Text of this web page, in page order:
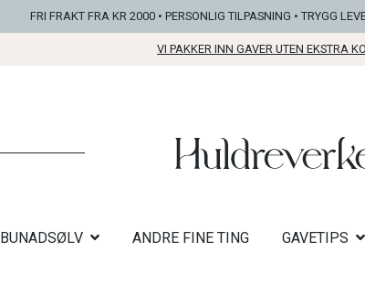
FRI FRAKT FRA KR 2000 • PERSONLIG TILPASNING • TRYGG
VI PAKKER INN GAVER UTEN EKSTRA
BUNADSØLV ANDRE FINE TING GAVETIPS